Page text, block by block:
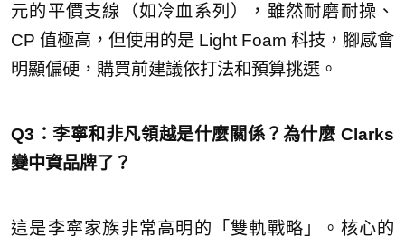
元的平價支線（如冷血系列），雖然耐磨耐操、
CP 值極高，但使用的是 Light Foam 科技，腳感會
明顯偏硬，購買前建議依打法和預算挑選。
Q3：李寧和非凡領越是什麼關係？為什麼 Clarks
變中資品牌了？
這是李寧家族非常高明的「雙軌戰略」。核心的